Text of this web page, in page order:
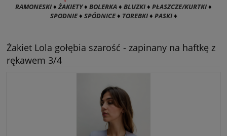
RAMONESKI♦ŻAKIETY♦ BOLERKA♦ BLUZKI♦ PŁASZCZE/KURTKI♦
SPODNIE♦ SPÓDNICE♦ TOREBKI♦ PASKI♦
Żakiet Lola gołębia szarość - zapinany na haftkę z
rękawem 3/4